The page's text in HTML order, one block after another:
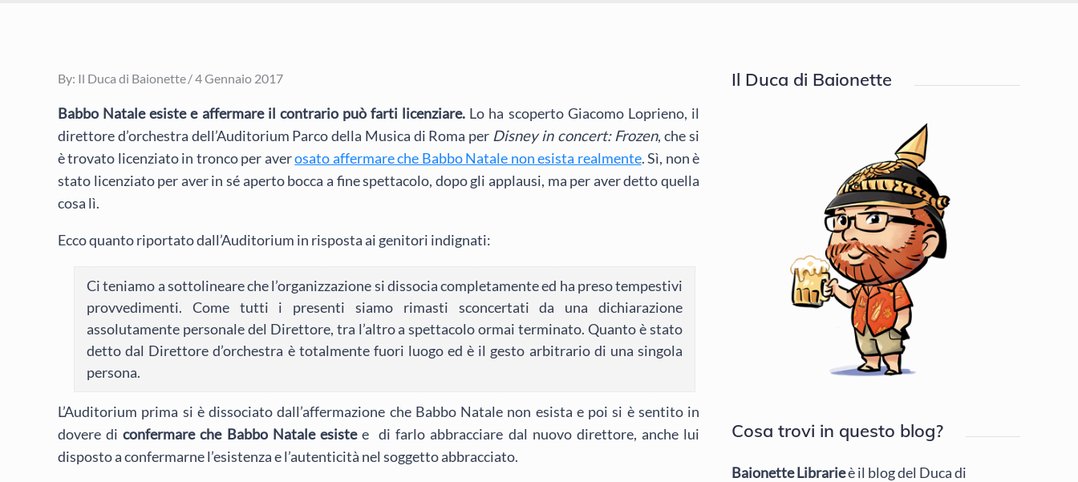
By: Il Duca di Baionette Posted
4 Gennaio 2017
Babbo Natale esiste e affermare il contrario può farti licenziare. Lo ha scoperto Giacomo Loprieno, il
direttore d’orchestra dell’Auditorium Parco della Musica di Roma per Disney in concert: Frozen, che si
è trovato licenziato in tronco per averosato affermare che Babbo Natale non esista realmente. Sì, non è
stato licenziato per aver in sé aperto bocca a fine spettacolo, dopo gli applausi, ma per aver detto quella
cosa lì.
Ecco quanto riportato dall’Auditorium in risposta ai genitori indignati:
Ci teniamo a sottolineare che l’organizzazione si dissocia completamente ed ha preso tempestivi
provvedimenti. Come tutti i presenti siamo rimasti sconcertati da una dichiarazione
assolutamente personale del Direttore, tra l’altro a spettacolo ormai terminato. Quanto è stato
detto dal Direttore d’orchestra è totalmente fuori luogo ed è il gesto arbitrario di una singola
persona.
L’Auditorium prima si è dissociato dall’affermazione che Babbo Natale non esista e poi si è sentito in
dovere diconfermare che Babbo Natale esistee di farlo abbracciare dal nuovo direttore, anche lui
disposto a confermarne l’esistenza e l’autenticità nel soggetto abbracciato.
Il Duca di Baionette
Cosa trovi in questo blog?
Baionette Librarieè il blog del Duca di